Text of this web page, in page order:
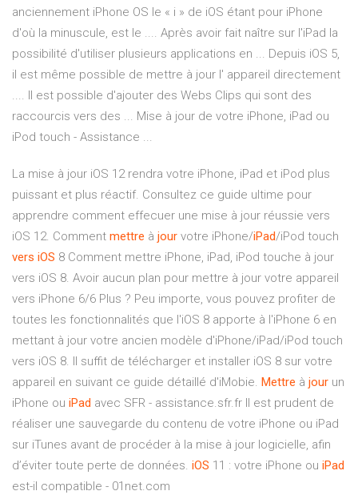
anciennement iPhone OS le « i » de iOS étant pour iPhone
d'où la minuscule, est le .... Après avoir fait naître sur l'iPad la
possibilité d'utiliser plusieurs applications en ... Depuis iOS 5,
il est même possible de mettre à jour l' appareil directement
.... Il est possible d'ajouter des Webs Clips qui sont des
raccourcis vers des ... Mise à jour de votre iPhone, iPad ou
iPod touch - Assistance ...
La mise à jour iOS 12 rendra votre iPhone, iPad et iPod plus
puissant et plus réactif. Consultez ce guide ultime pour
apprendre comment effecuer une mise à jour réussie vers
iOS 12. Comment mettre à jour votre iPhone/iPad/iPod touch
vers iOS 8 Comment mettre iPhone, iPad, iPod touche à jour
vers iOS 8. Avoir aucun plan pour mettre à jour votre appareil
vers iPhone 6/6 Plus ? Peu importe, vous pouvez profiter de
toutes les fonctionnalités que l'iOS 8 apporte à l'iPhone 6 en
mettant à jour votre ancien modèle d'iPhone/iPad/iPod touch
vers iOS 8. Il suffit de télécharger et installer iOS 8 sur votre
appareil en suivant ce guide détaillé d'iMobie. Mettre à jour un
iPhone ou iPad avec SFR - assistance.sfr.fr Il est prudent de
réaliser une sauvegarde du contenu de votre iPhone ou iPad
sur iTunes avant de procéder à la mise à jour logicielle, afin
d’éviter toute perte de données. iOS 11 : votre iPhone ou iPad
est-il compatible - 01net.com